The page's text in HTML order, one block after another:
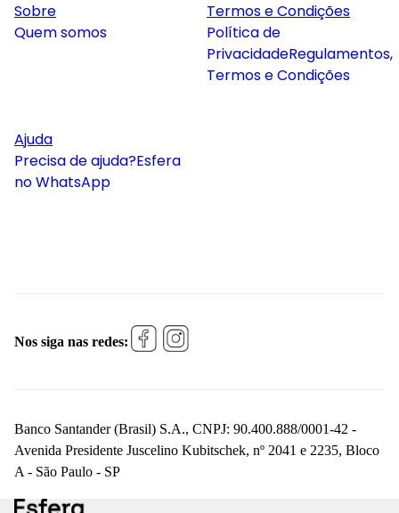
Sobre
Quem somos
Termos e Condições
Política de
PrivacidadeRegulamentos,
Termos e Condições
Ajuda
Precisa de ajuda?Esfera
no WhatsApp
Nos siga nas redes:
Banco Santander (Brasil) S.A., CNPJ: 90.400.888/0001-42 -
Avenida Presidente Juscelino Kubitschek, nº 2041 e 2235, Bloco
A - São Paulo - SP